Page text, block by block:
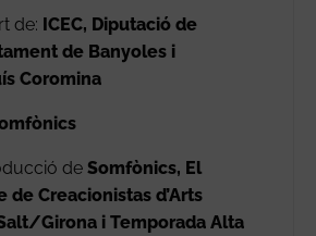
de: ICEC, Diputació de
de Banyoles i
Coromina
de Somfònics, El
de Creacionistas d’Arts
Girona i Temporada Alta